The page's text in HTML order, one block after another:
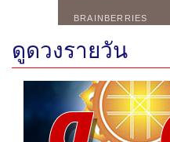
ดูดวงรายวัน